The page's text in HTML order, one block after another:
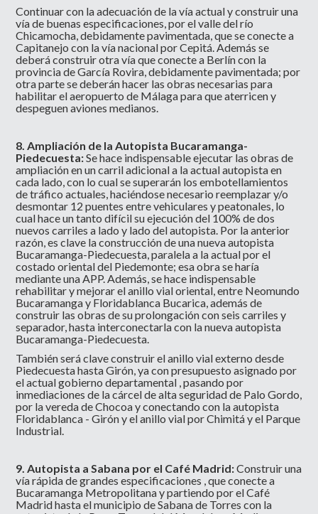
Continuar con la adecuación de la vía actual y construir una
vía de buenas especificaciones, por el valle del río
Chicamocha, debidamente pavimentada, que se conecte a
Capitanejo con la vía nacional por Cepitá. Además se
deberá construir otra vía que conecte a Berlín con la
provincia de García Rovira, debidamente pavimentada; por
otra parte se deberán hacer las obras necesarias para
habilitar el aeropuerto de Málaga para que aterricen y
despeguen aviones medianos.
8. Ampliación de la Autopista Bucaramanga-
Piedecuesta:Se hace indispensable ejecutar las obras de
ampliación en un carril adicional a la actual autopista en
cada lado, con lo cual se superarán los embotellamientos
de tráfico actuales, haciéndose necesario reemplazar y/o
desmontar 12 puentes entre vehiculares y peatonales, lo
cual hace un tanto difícil su ejecución del 100% de dos
nuevos carriles a lado y lado del autopista. Por la anterior
razón, es clave la construcción de una nueva autopista
Bucaramanga-Piedecuesta, paralela a la actual por el
costado oriental del Piedemonte; esa obra se haría
mediante una APP. Además, se hace indispensable
rehabilitar y mejorar el anillo vial oriental, entre Neomundo
Bucaramanga y Floridablanca Bucarica, además de
construir las obras de su prolongación con seis carriles y
separador, hasta interconectarla con la nueva autopista
Bucaramanga-Piedecuesta.
También será clave construir el anillo vial externo desde
Piedecuesta hasta Girón, ya con presupuesto asignado por
el actual gobierno departamental , pasando por
inmediaciones de la cárcel de alta seguridad de Palo Gordo,
por la vereda de Chocoa y conectando con la autopista
Floridablanca - Girón y el anillo vial por Chimitá y el Parque
Industrial.
9. Autopista a Sabana por el Café Madrid:Construir una
vía rápida de grandes especificaciones , que conecte a
Bucaramanga Metropolitana y partiendo por el Café
Madrid hasta el municipio de Sabana de Torres con la